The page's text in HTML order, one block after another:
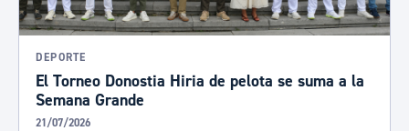
DEPORTE
El Torneo Donostia Hiria de pelota se suma a la
Semana Grande
21/07/2026